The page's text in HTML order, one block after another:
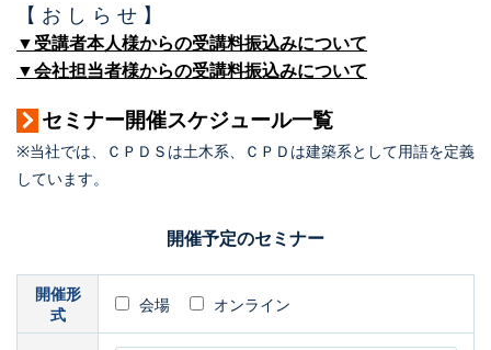
【 お し ら せ 】
▼受講者本人様からの受講料振込みについて
▼会社担当者様からの受講料振込みについて
セミナー開催スケジュール一覧
※当社では、ＣＰＤＳは土木系、ＣＰＤは建築系として用語を定義
しています。
開催予定のセミナー
開催形
式
会場 オンライン